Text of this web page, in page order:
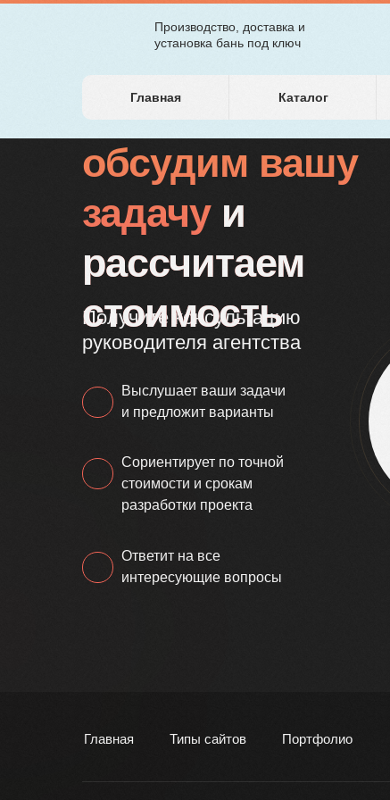
Цифровое агентство
по разработке сайтов
Производство, доставка и
установка бань под ключ
Главная Каталог
Сориентирует по точной
стоимости и срокам
разработки проекта
Получите консультацию
руководителя агентства
Ответит на все
интересующие вопросы
Выслушает ваши задачи
и предложит варианты
Давайте
обсудим вашу
задачу и
рассчитаем
стоимость
Типы сайтов Портфолио
Главная